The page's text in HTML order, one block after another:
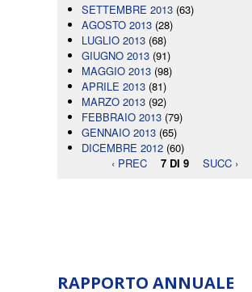
SETTEMBRE 2013 (63)
AGOSTO 2013 (28)
LUGLIO 2013 (68)
GIUGNO 2013 (91)
MAGGIO 2013 (98)
APRILE 2013 (81)
MARZO 2013 (92)
FEBBRAIO 2013 (79)
GENNAIO 2013 (65)
DICEMBRE 2012 (60)
‹ PREC
7 DI 9 SUCC ›
RAPPORTO ANNUALE